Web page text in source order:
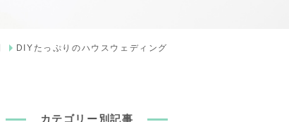
DIYたっぷりのハウスウェディング
カテゴリー別記事